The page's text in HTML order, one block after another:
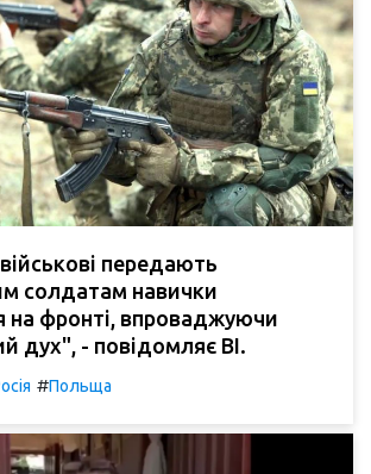
передають
солдатам навички
на фронті, впроваджуючи
дух", - повідомляє BI.
#Польща